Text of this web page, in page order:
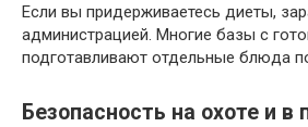
Если вы придерживаетесь диеты,
администрацией. Многие базы с
подготавливают отдельные блюда
Безопасность на охоте и в